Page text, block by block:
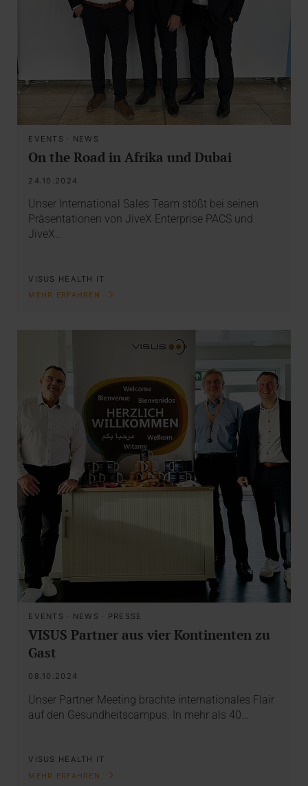
EVENTS · NEWS
On the Road in Afrika und Dubai
24.10.2024
Unser International Sales Team stößt bei seinen
Präsentationen von JiveX Enterprise PACS und
JiveX…
VISUS HEALTH IT
MEHR ERFAHREN
EVENTS · NEWS · PRESSE
VISUS Partner aus vier Kontinenten zu
Gast
08.10.2024
Unser Partner Meeting brachte internationales Flair
auf den Gesundheitscampus. In mehr als 40…
VISUS HEALTH IT
MEHR ERFAHREN